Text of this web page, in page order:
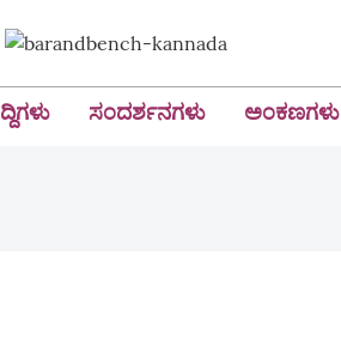
ಸಂದರ್ಶನಗಳು ಅಂಕಣಗಳು